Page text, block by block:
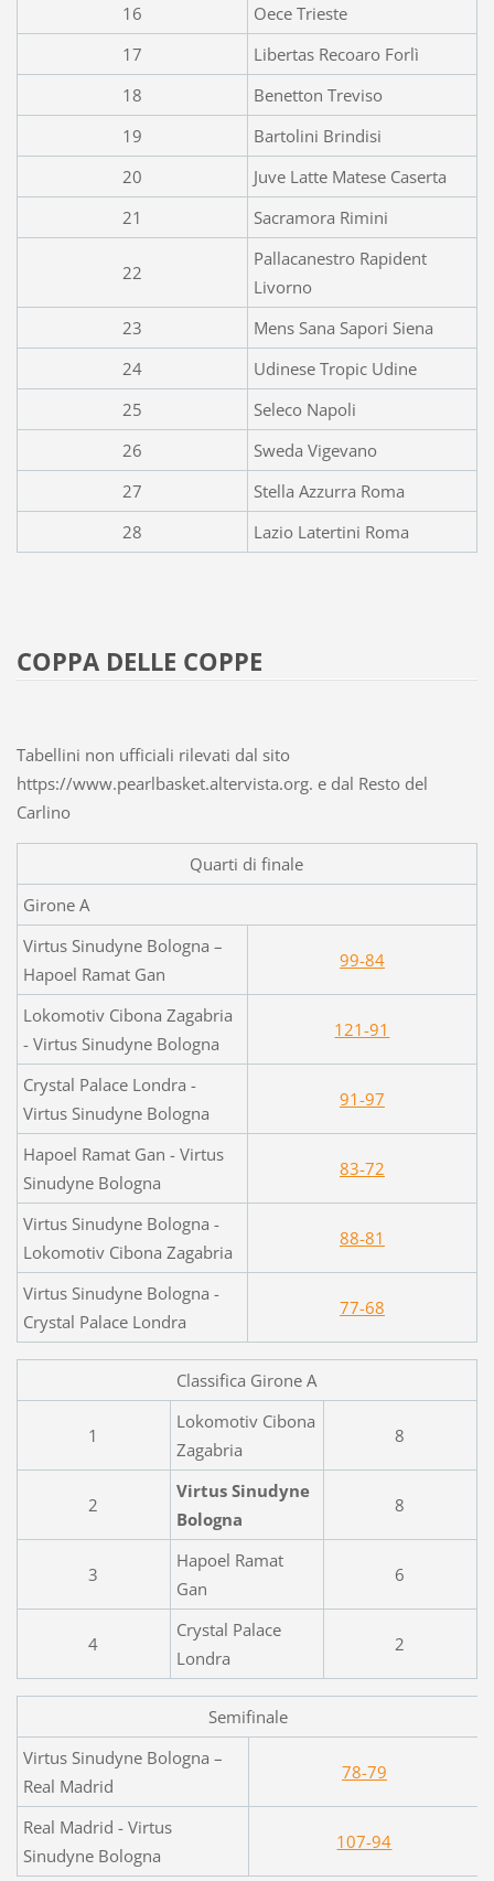
16
Oece Trieste
17
Libertas Recoaro Forlì
18
Benetton Treviso
19
Bartolini Brindisi
20
Juve Latte Matese Caserta
21
Sacramora Rimini
22
Pallacanestro Rapident
Livorno
23
Mens Sana Sapori Siena
24
Udinese Tropic Udine
25
Seleco Napoli
26
Sweda Vigevano
27
Stella Azzurra Roma
28
Lazio Latertini Roma
COPPA DELLE COPPE
Tabellini non ufficiali rilevati dal sito
https://www.pearlbasket.altervista.org. e dal Resto del
Carlino
Quarti di finale
Girone A
Virtus Sinudyne Bologna –
Hapoel Ramat Gan
99-84
Lokomotiv Cibona Zagabria
- Virtus Sinudyne Bologna
121-91
Crystal Palace Londra -
Virtus Sinudyne Bologna
91-97
Hapoel Ramat Gan - Virtus
Sinudyne Bologna
83-72
Virtus Sinudyne Bologna -
Lokomotiv Cibona Zagabria
88-81
Virtus Sinudyne Bologna -
Crystal Palace Londra
77-68
Classifica Girone A
1
Lokomotiv Cibona
Zagabria
8
2
Virtus Sinudyne
Bologna
8
3
Hapoel Ramat
Gan
6
4
Crystal Palace
Londra
2
Semifinale
Virtus Sinudyne Bologna –
Real Madrid
78-79
Real Madrid - Virtus
Sinudyne Bologna
107-94